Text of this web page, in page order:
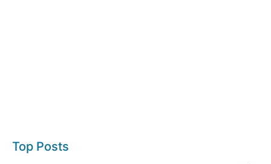
Top Posts